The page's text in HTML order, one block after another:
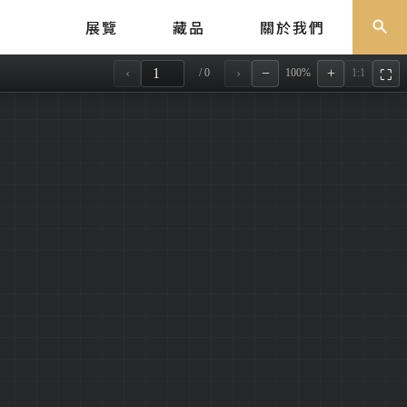
展覽 藏品 關於我們